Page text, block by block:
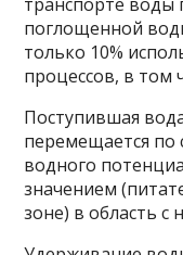
поглощенной
только 10%
процессов, в том
Поступившая
перемещается по
водного
значением
зоне) в область с